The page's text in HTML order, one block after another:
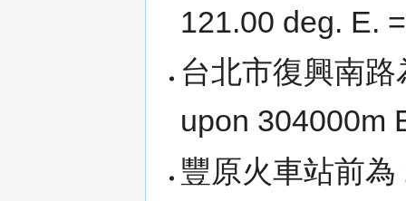
121.00 deg. E.
台北市復興南
upon 304000m
豐原火車站前